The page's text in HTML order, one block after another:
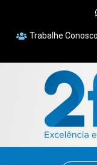
Trabalhe Conosco